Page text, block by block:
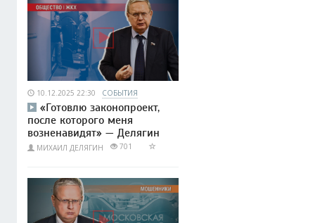
10.12.2025 22:30 СОБЫТИЯ
«Готовлю законопроект,
после которого меня
возненавидят» — Делягин
МИХАИЛ ДЕЛЯГИН 701